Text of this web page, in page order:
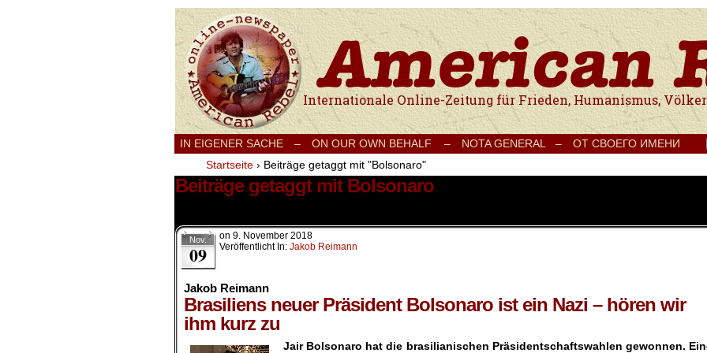
Internationale Onlinezeitung für Frieden, Humanismus, Völkerverständigung und
IN EIGENER SACHE – ON OUR OWN BEHALF – NOTA GENERAL – ОТ СВОЕГО ИМЕНИ
Startseite › Beiträge getaggt mit "Bolsonaro"
Beiträge getaggt mit Bolsonaro
Nov.
09
on 9. November 2018
Veröffentlicht In: Jakob Reimann
Jakob Reimann
Brasiliens neuer Präsident Bolsonaro ist ein Nazi – hören wir
ihm kurz zu
Jair Bolsonaro hat die brasilianischen Präsidentschaftswahlen gewonnen.